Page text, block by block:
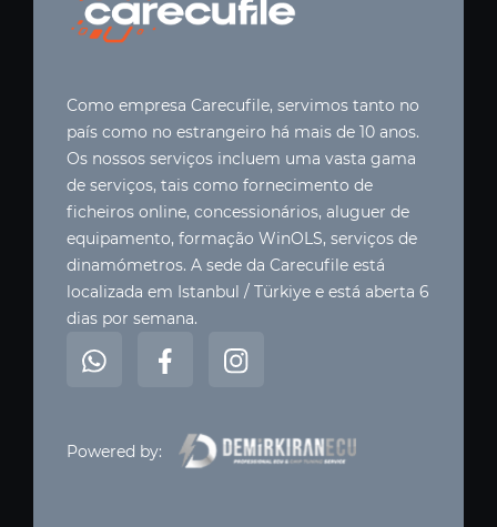
Como empresa Carecufile, servimos tanto no
país como no estrangeiro há mais de 10 anos.
Os nossos serviços incluem uma vasta gama
de serviços, tais como fornecimento de
ficheiros online, concessionários, aluguer de
equipamento, formação WinOLS, serviços de
dinamómetros. A sede da Carecufile está
localizada em Istanbul / Türkiye e está aberta 6
dias por semana.
Powered by: